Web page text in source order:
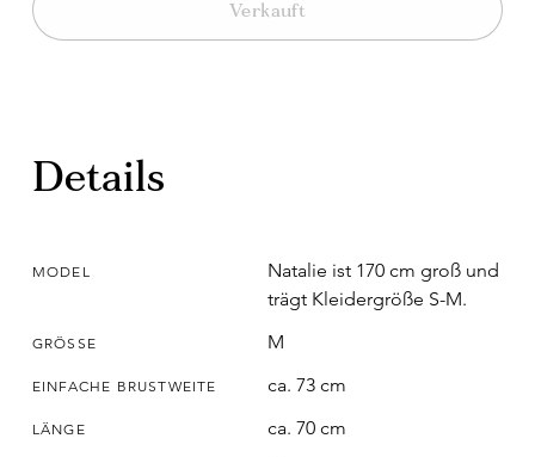
Verkauft
Details
MODEL
Natalie ist 170 cm groß und
trägt Kleidergröße S-M.
GRÖSSE M
EINFACHE BRUSTWEITE ca. 73 cm
LÄNGE ca. 70 cm